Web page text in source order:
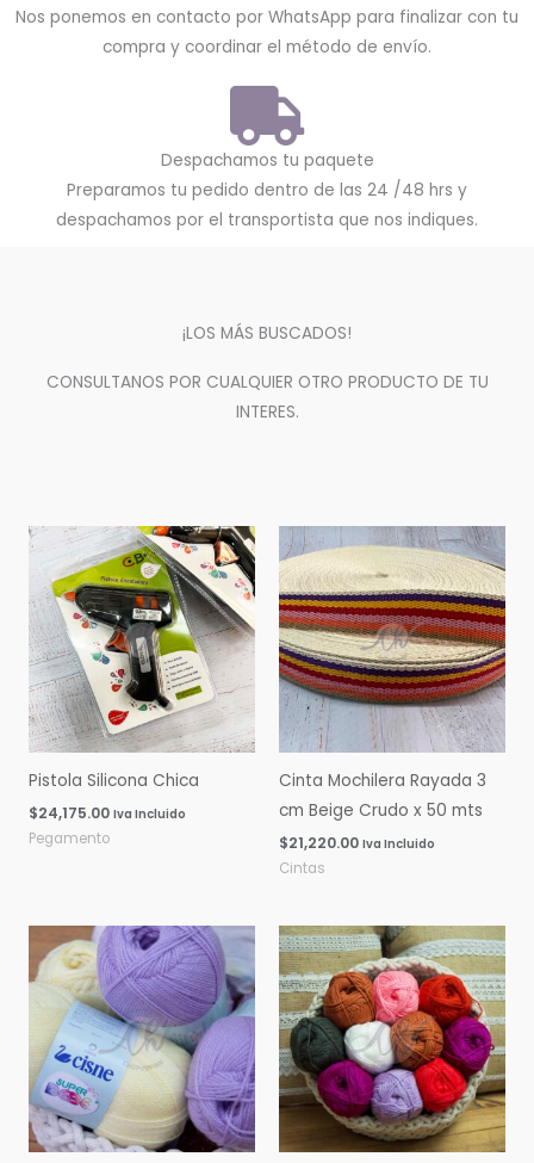
Nos ponemos en contacto por WhatsApp para finalizar con tu
compra y coordinar el método de envío.
Despachamos tu paquete
Preparamos tu pedido dentro de las 24 /48 hrs y
despachamos por el transportista que nos indiques.
¡LOS MÁS BUSCADOS!
CONSULTANOS POR CUALQUIER OTRO PRODUCTO DE TU
INTERES.
Pistola Silicona Chica
$24,175.00 Iva Incluido
Pegamento
Cinta Mochilera Rayada 3
cm Beige Crudo x 50 mts
$21,220.00 Iva Incluido
Cintas
Rango
de
precios:
desde
$0.00
hasta
$16,060.00
Rango
de
precios:
desde
$0.00
hasta
$14,600.00